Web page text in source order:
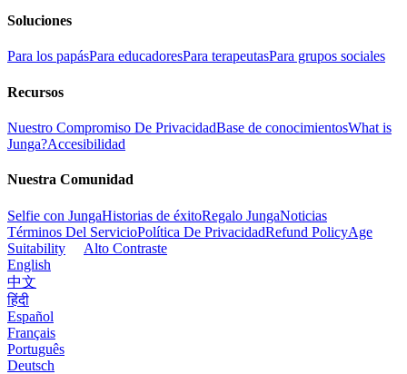
Soluciones
Para los papásPara educadoresPara terapeutasPara grupos sociales
Recursos
Nuestro Compromiso De PrivacidadBase de conocimientosWhat is
Junga?Accesibilidad
Nuestra Comunidad
Selfie con JungaHistorias de éxitoRegalo JungaNoticias
Términos Del ServicioPolítica De PrivacidadRefund PolicyAge
Suitability
Alto Contraste
English
中文
हिंदी
Español
Français
Português
Deutsch